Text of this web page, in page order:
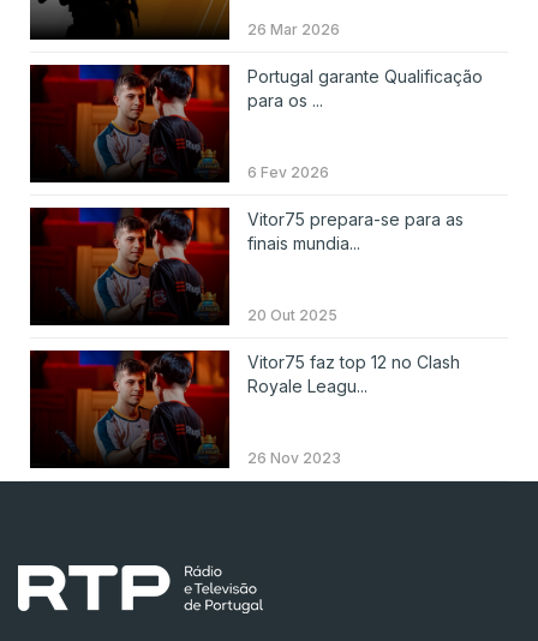
26 Mar 2026
Portugal garante Qualificação
para os ...
6 Fev 2026
Vitor75 prepara-se para as
finais mundia...
20 Out 2025
Vitor75 faz top 12 no Clash
Royale Leagu...
26 Nov 2023